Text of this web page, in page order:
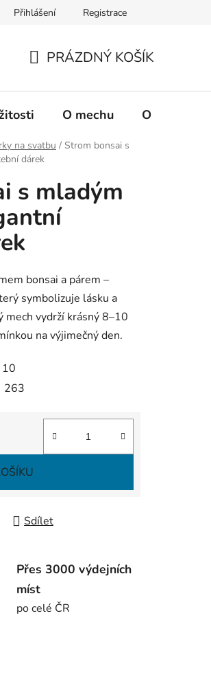
Přihlášení Registrace
KOŠÍK
PRÁZDNÝ KOŠÍK
O mechu O mně /
na svatbu / Strom bonsai s
dárek
s mladým
bonsai a párem –
symbolizuje lásku a
mech vydrží krásný 8–10
na výjimečný den.
10
263
Sdílet
Přes 3000 výdejních
míst
po celé ČR